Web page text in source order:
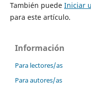
También puede Iniciar
para este artículo.
Información
Para lectores/as
Para autores/as